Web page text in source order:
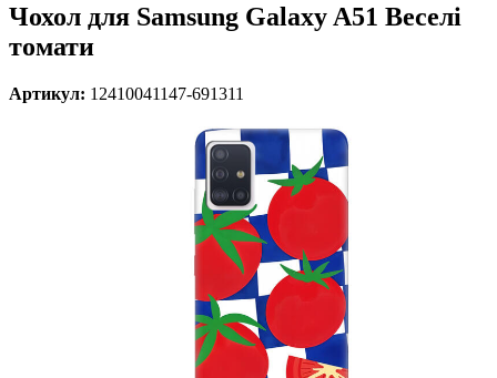
Чохол для Samsung Galaxy A51 Веселі
томати
Артикул: 12410041147-691311